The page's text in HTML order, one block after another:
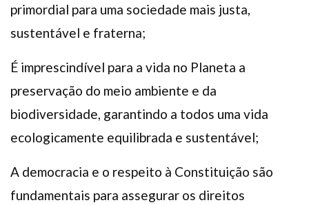
primordial para uma sociedade mais justa,
sustentável e fraterna;
É imprescindível para a vida no Planeta a
preservação do meio ambiente e da
biodiversidade, garantindo a todos uma vida
ecologicamente equilibrada e sustentável;
A democracia e o respeito à Constituição são
fundamentais para assegurar os direitos